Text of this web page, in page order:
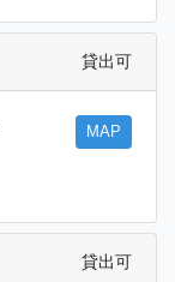
貸出可
MAP
貸出可